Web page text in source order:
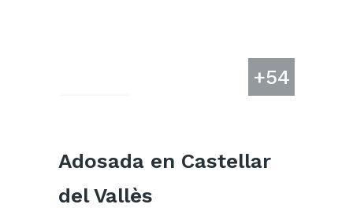
+54
Adosada en Castellar
del Vallès